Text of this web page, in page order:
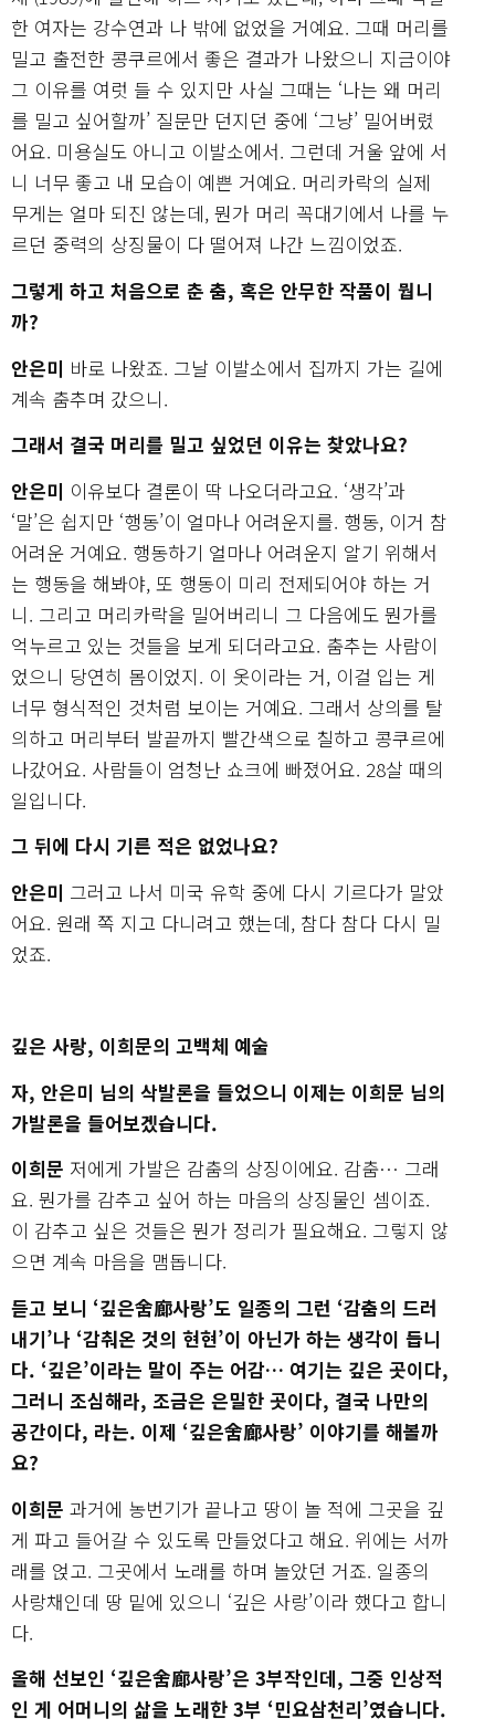
한 여자는 강수연과 나 밖에 없었을 거예요. 그때 머리를
밀고 출전한 콩쿠르에서 좋은 결과가 나왔으니 지금이야
그 이유를 여럿 들 수 있지만 사실 그때는 ‘나는 왜 머리
를 밀고 싶어할까’ 질문만 던지던 중에 ‘그냥’ 밀어버렸
어요. 미용실도 아니고 이발소에서. 그런데 거울 앞에 서
니 너무 좋고 내 모습이 예쁜 거예요. 머리카락의 실제
무게는 얼마 되진 않는데, 뭔가 머리 꼭대기에서 나를 누
르던 중력의 상징물이 다 떨어져 나간 느낌이었죠.
그렇게 하고 처음으로 춘 춤, 혹은 안무한 작품이 뭡니
까?
안은미 바로 나왔죠. 그날 이발소에서 집까지 가는 길에
계속 춤추며 갔으니.
그래서 결국 머리를 밀고 싶었던 이유는 찾았나요?
안은미 이유보다 결론이 딱 나오더라고요. ‘생각’과
‘말’은 쉽지만 ‘행동’이 얼마나 어려운지를. 행동, 이거 참
어려운 거예요. 행동하기 얼마나 어려운지 알기 위해서
는 행동을 해봐야, 또 행동이 미리 전제되어야 하는 거
니. 그리고 머리카락을 밀어버리니 그 다음에도 뭔가를
억누르고 있는 것들을 보게 되더라고요. 춤추는 사람이
었으니 당연히 몸이었지. 이 옷이라는 거, 이걸 입는 게
너무 형식적인 것처럼 보이는 거예요. 그래서 상의를 탈
의하고 머리부터 발끝까지 빨간색으로 칠하고 콩쿠르에
나갔어요. 사람들이 엄청난 쇼크에 빠졌어요. 28살 때의
일입니다.
그 뒤에 다시 기른 적은 없었나요?
안은미 그러고 나서 미국 유학 중에 다시 기르다가 말았
어요. 원래 쪽 지고 다니려고 했는데, 참다 참다 다시 밀
었죠.
깊은 사랑, 이희문의 고백체 예술
자, 안은미 님의 삭발론을 들었으니 이제는 이희문 님의
가발론을 들어보겠습니다.
이희문 저에게 가발은 감춤의 상징이에요. 감춤… 그래
요. 뭔가를 감추고 싶어 하는 마음의 상징물인 셈이죠.
이 감추고 싶은 것들은 뭔가 정리가 필요해요. 그렇지 않
으면 계속 마음을 맴돕니다.
듣고 보니 ‘깊은舍廊사랑’도 일종의 그런 ‘감춤의 드러
내기’나 ‘감춰온 것의 현현’이 아닌가 하는 생각이 듭니
다. ‘깊은’이라는 말이 주는 어감… 여기는 깊은 곳이다,
그러니 조심해라, 조금은 은밀한 곳이다, 결국 나만의
공간이다, 라는. 이제 ‘깊은舍廊사랑’ 이야기를 해볼까
요?
이희문 과거에 농번기가 끝나고 땅이 놀 적에 그곳을 깊
게 파고 들어갈 수 있도록 만들었다고 해요. 위에는 서까
래를 얹고. 그곳에서 노래를 하며 놀았던 거죠. 일종의
사랑채인데 땅 밑에 있으니 ‘깊은 사랑’이라 했다고 합니
다.
올해 선보인 ‘깊은舍廊사랑’은 3부작인데, 그중 인상적
인 게 어머니의 삶을 노래한 3부 ‘민요삼천리’였습니다.